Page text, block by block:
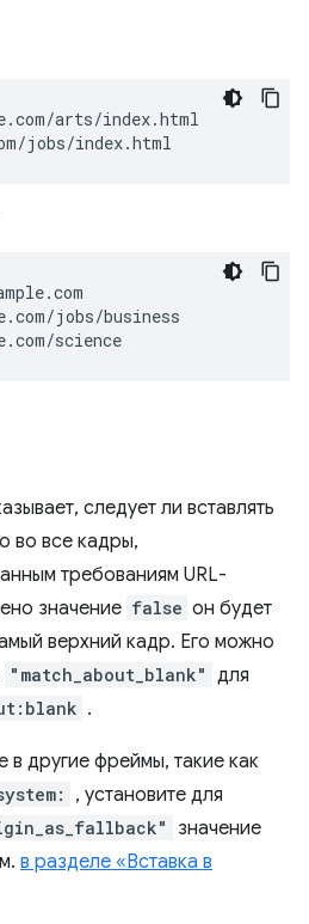
arts/index.html
jobs/index.html
jobs/business
science
следует ли вставлять
во все кадры,
требованиям URL-
значение false он будет
верхний кадр. Его можно
"match_about_blank" для
.
в другие фреймы, такие как
, установите для
значение
в разделе «Вставка в